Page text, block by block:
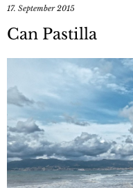
17. September 2015
Can Pastilla